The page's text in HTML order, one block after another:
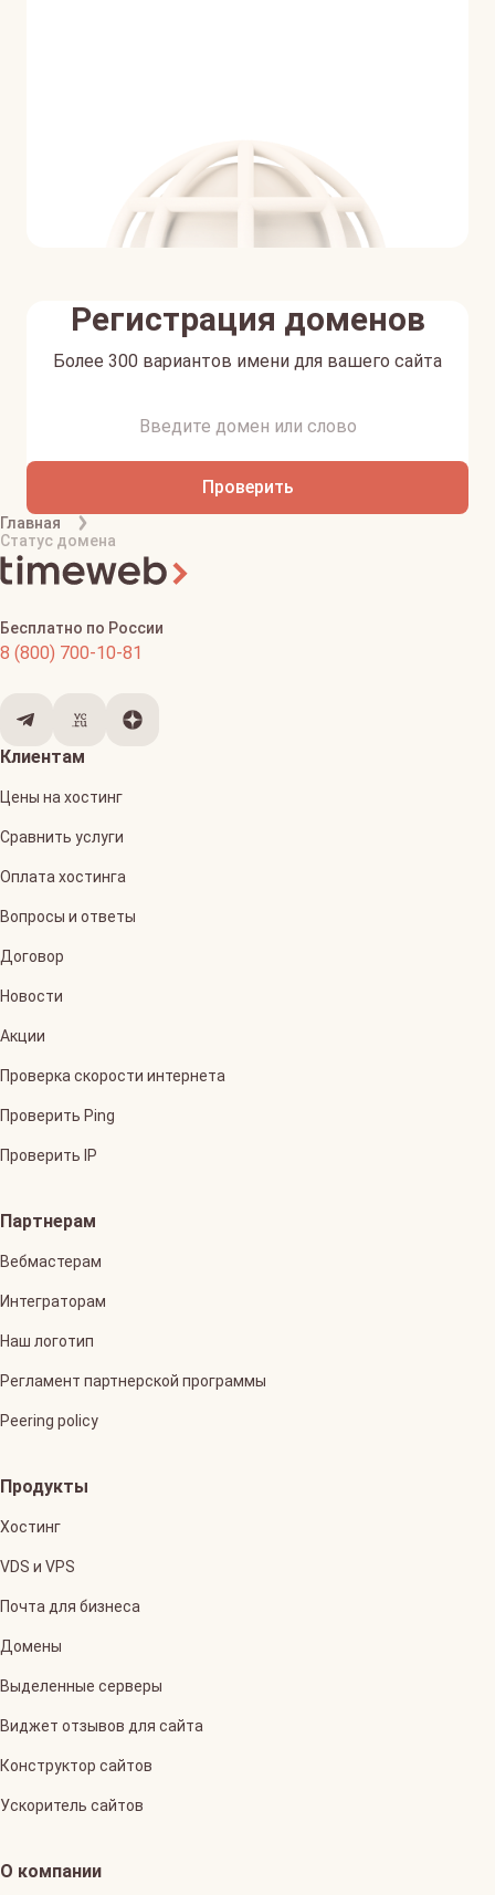
Регистрация доменов
Более 300 вариантов имени для вашего сайта
Проверить
Главная
Статус домена
Бесплатно по России
8 (800) 700-10-81
Клиентам
Цены на хостинг
Сравнить услуги
Оплата хостинга
Вопросы и ответы
Договор
Новости
Акции
Проверка скорости интернета
Проверить Ping
Проверить IP
Партнерам
Вебмастерам
Интеграторам
Наш логотип
Регламент партнерской программы
Peering policy
Продукты
Хостинг
VDS и VPS
Почта для бизнеса
Домены
Выделенные серверы
Виджет отзывов для сайта
Конструктор сайтов
Ускоритель сайтов
О компании